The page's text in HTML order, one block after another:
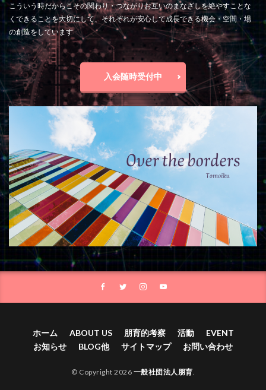
こういう時だからこその関わり・つながりお互いのまなざしを絶やすことな
くできることを大切にして、それぞれが安心して成長できる機会・空間・場
の創造をしています
入会随時受付中
ホーム ABOUT US 朋育的考察 活動
EVENT
お知らせ
BLOG他 サイトマップ お問い合わせ
© Copyright 2026 一般社団法人朋育